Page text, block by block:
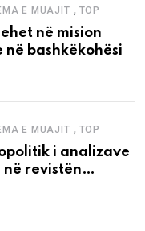
E MUAJIT , TOP
në mision
në bashkëkohësi
E MUAJIT , TOP
i analizave
në revistën